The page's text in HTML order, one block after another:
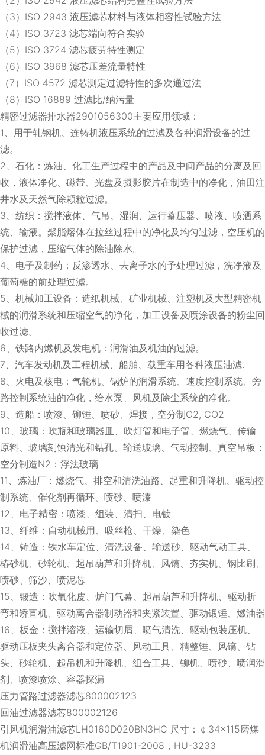
（3）ISO 2943 液压滤芯材料与液体相容性试验方法
（4）ISO 3723 滤芯端向符合实验
（5）ISO 3724 滤芯疲劳特性测定
（6）ISO 3968 滤芯压差流量特性
（7）ISO 4572 滤芯测定过滤特性的多次通过法
（8）ISO 16889 过滤比/纳污量
精密过滤器排水器2901056300主要应用领域：
1、用于轧钢机、连铸机液压系统的过滤及各种润滑设备的过
滤。
2、石化：炼油、化工生产过程中的产品及中间产品的分离及回
收，液体净化、磁带、光盘及摄影胶片在制造中的净化，油田注
井水及天然气除颗粒过滤。
3、纺织：搅拌液体、气吊、湿润、运行蓄压器、喷液、喷洒系
统、输液。聚脂熔体在拉丝过程中的净化及均匀过滤，空压机的
保护过滤，压缩气体的除油除水。
4、电子及制药：反渗透水、去离子水的予处理过滤，洗净液及
葡萄糖的前处理过滤。
5、机械加工设备：造纸机械、矿业机械、注塑机及大型精密机
械的润滑系统和压缩空气的净化，加工设备及喷涂设备的粉尘回
收过滤。
6、铁路内燃机及发电机：润滑油及机油的过滤。
7、汽车发动机及工程机械、船舶、载重车用各种液压油滤.
8、火电及核电：气轮机、锅炉的润滑系统、速度控制系统、旁
路控制系统油的净化，给水泵、风机及除尘系统的净化。
9、造船：喷漆、铆锤、喷砂、焊接，空分制O2, CO2
10、玻璃：吹瓶和玻璃器皿、吹灯管和电子管、燃烧气、传输
原料、玻璃刻蚀清光和钻孔、输送玻璃、气动控制、真空吊板；
空分制造N2：浮法玻璃
11、炼油厂：燃烧气、排空和清洗油路、起重和升降机、驱动控
制系统、催化剂再循环、喷砂、喷漆
12、电子精密：喷漆、组装、清扫、电镀
13、纤维：自动机械用、吸丝枪、干燥、染色
14、铸造：铁水车定位、清洗设备、输送砂、驱动气动工具、
椿砂机、砂轮机、起吊葫芦和升降机、风镐、夯实机、钢比刷、
喷砂、筛沙、喷泥芯
15、锻造：吹氧化皮、炉门气幕、起吊葫芦和升降机、驱动折
弯和矫直机、驱动离合器制动器和夹紧装置、驱动锻锤、燃油器
16、板金：搅拌溶液、运输切屑、喷气清洗、驱动包装压机、
驱动压板夹头离合器和定位器、风动工具、精整锤、风镐、钻
头、砂轮机、起吊机和升降机、组合工具、铆机、喷砂、喷润滑
剂、喷漆喷涂、容器探漏
压力管路过滤器滤芯800002123
回油过滤器滤芯800002126
引风机润滑油滤芯LH0160D020BN3HC 尺寸：￠34×115磨煤
机润滑油高压滤网标准GB/T1901-2008，HU-3233